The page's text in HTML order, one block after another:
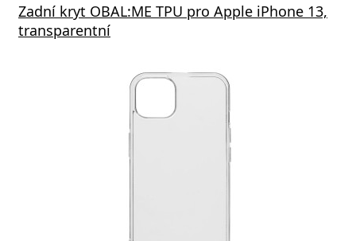
Zadní kryt OBAL:ME TPU pro Apple iPhone 13,
transparentní